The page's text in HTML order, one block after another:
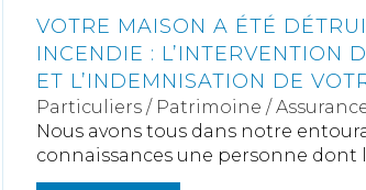
VOTRE MAISON A ÉTÉ
INCENDIE : L’INTERVENTION
ET L’INDEMNISATION DE
Particuliers / Patrimoine /
Nous avons tous dans notre
connaissances une personne dont